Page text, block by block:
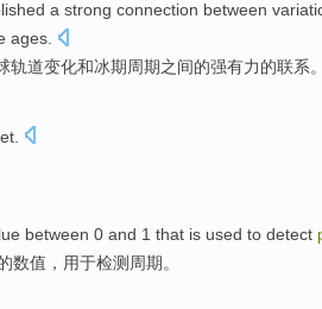
a strong connection between
ages.
轨道变化和冰期周期之间的强有力的联系。
between 0 and 1 that is used to detect
数值 ， 用于检测 周期。